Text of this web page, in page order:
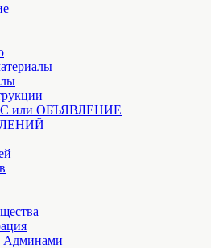
или ОБЪЯВЛЕНИЕ
Админами